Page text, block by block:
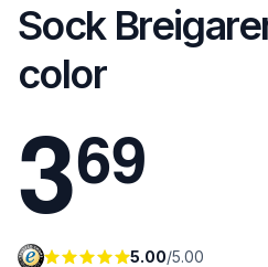
Sock
color
369
5.00/5.00